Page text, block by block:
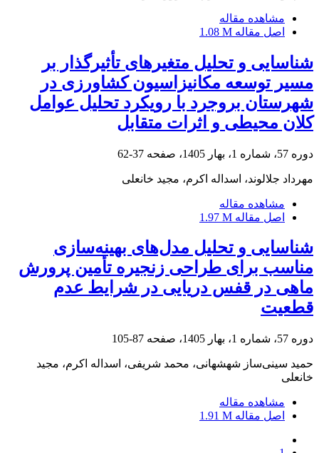
مشاهده مقاله
اصل مقاله 1.08 M
شناسایی و تحلیل متغیرهای تأثیرگذار بر
مسیر توسعه مکانیزاسیون کشاورزی در
شهرستان بروجرد با رویکرد تحلیل عوامل
کلان محیطی و اثرات متقابل
دوره 57، شماره 1، بهار 1405، صفحه 37-62
مهرداد جلالوند، اسداله اکرم، مجید خانعلی
مشاهده مقاله
اصل مقاله 1.97 M
شناسایی و تحلیل مدل‌های بهینه‌سازی
مناسب برای طراحی زنجیره تأمین پرورش
ماهی در قفس دریایی در شرایط عدم
قطعیت
دوره 57، شماره 1، بهار 1405، صفحه 87-105
حمید سینی‌ساز شهشهانی، محمد شریفی، اسداله اکرم، مجید
خانعلی
مشاهده مقاله
اصل مقاله 1.91 M